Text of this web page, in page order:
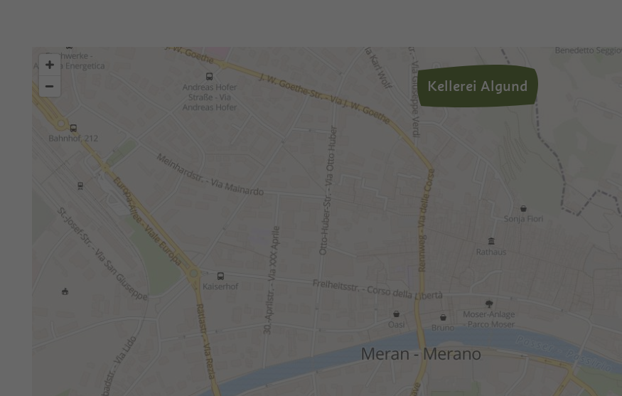
Kellerei Algund